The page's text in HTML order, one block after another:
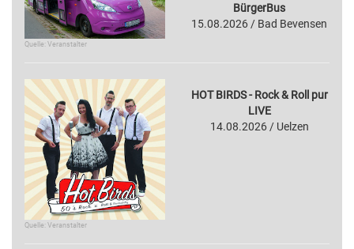
Quelle: Veranstalter
BürgerBus
15.08.2026 / Bad Bevensen
Quelle: Veranstalter
HOT BIRDS - Rock & Roll pur
LIVE
14.08.2026 / Uelzen